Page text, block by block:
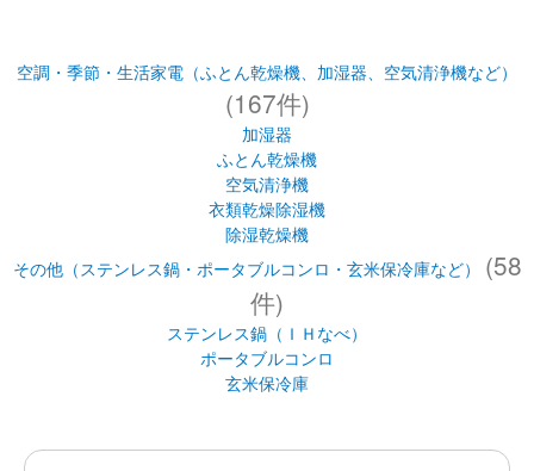
空調・季節・生活家電（ふとん乾燥機、加湿器、空気清浄機など）
(167件)
加湿器
ふとん乾燥機
空気清浄機
衣類乾燥除湿機
除湿乾燥機
その他（ステンレス鍋・ポータブルコンロ・玄米保冷庫など）
(58
件)
ステンレス鍋（ＩＨなべ）
ポータブルコンロ
玄米保冷庫